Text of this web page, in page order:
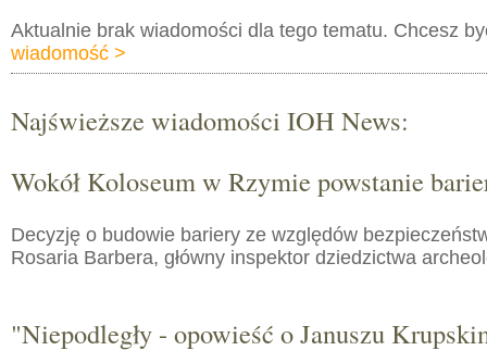
Aktualnie brak wiadomości dla tego tematu. Chcesz
wiadomość >
Najświeższe wiadomości IOH News:
Wokół Koloseum w Rzymie powstanie
Decyzję o budowie bariery ze względów
Rosaria Barbera, główny inspektor dziedzictwa
"Niepodległy - opowieść o Januszu